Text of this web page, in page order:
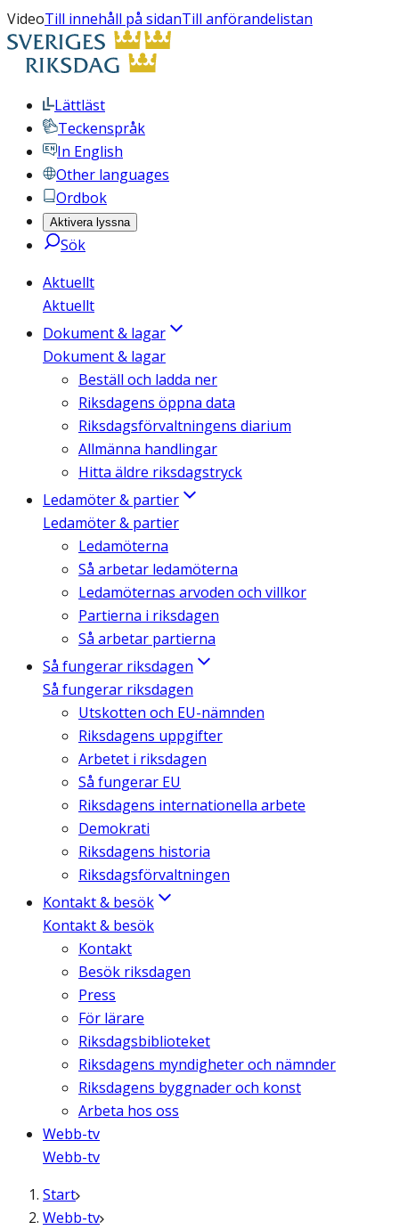
VideoTill innehåll på sidanTill anförandelistan
Lättläst
Teckenspråk
In English
Other languages
Ordbok
Aktivera lyssna
Sök
Aktuellt
Aktuellt
Dokument & lagar
Dokument & lagar
Beställ och ladda ner
Riksdagens öppna data
Riksdagsförvaltningens diarium
Allmänna handlingar
Hitta äldre riksdagstryck
Ledamöter & partier
Ledamöter & partier
Ledamöterna
Så arbetar ledamöterna
Ledamöternas arvoden och villkor
Partierna i riksdagen
Så arbetar partierna
Så fungerar riksdagen
Så fungerar riksdagen
Utskotten och EU-nämnden
Riksdagens uppgifter
Arbetet i riksdagen
Så fungerar EU
Riksdagens internationella arbete
Demokrati
Riksdagens historia
Riksdagsförvaltningen
Kontakt & besök
Kontakt & besök
Kontakt
Besök riksdagen
Press
För lärare
Riksdagsbiblioteket
Riksdagens myndigheter och nämnder
Riksdagens byggnader och konst
Arbeta hos oss
Webb-tv
Webb-tv
Start
Webb-tv